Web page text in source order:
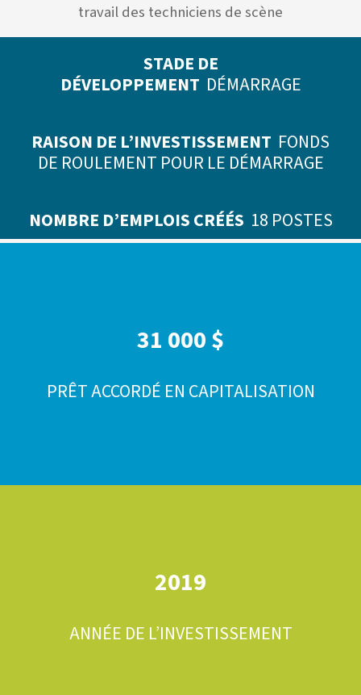
travail des techniciens de scène
STADE DE
DÉVELOPPEMENT DÉMARRAGE
RAISON DE L’INVESTISSEMENT FONDS
DE ROULEMENT POUR LE DÉMARRAGE
NOMBRE D’EMPLOIS CRÉÉS 18 POSTES
31 000 $
PRÊT ACCORDÉ EN CAPITALISATION
2019
ANNÉE DE L’INVESTISSEMENT